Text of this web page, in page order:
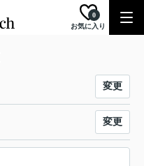
お気に入り
0
変更
変更